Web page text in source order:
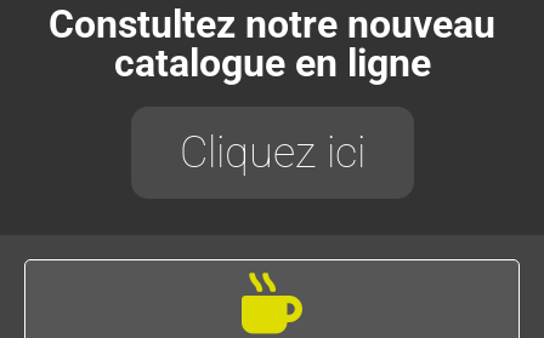
Constultez notre nouveau
catalogue en ligne
Cliquez ici